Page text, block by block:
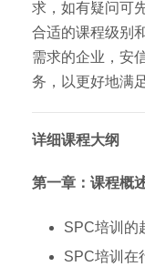
求，如有疑问可
合适的课程级别
需求的企业，安
务，以更好地满
详细课程大纲
第一章：课程概
SPC培训的
SPC培训在